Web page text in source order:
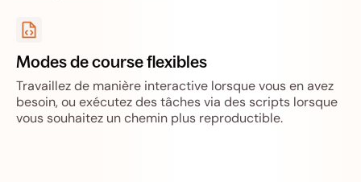
Modes de course flexibles
Travaillez de manière interactive lorsque vous en avez
besoin, ou exécutez des tâches via des scripts lorsque
vous souhaitez un chemin plus reproductible.